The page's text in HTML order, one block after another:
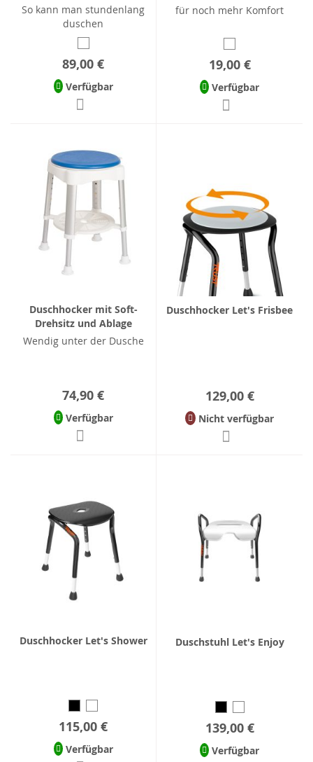
So kann man stundenlang
duschen
89,00 €
Verfügbar
für noch mehr Komfort
19,00 €
Verfügbar
Duschhocker mit Soft-
Drehsitz und Ablage
Wendig unter der Dusche
74,90 €
Verfügbar
Duschhocker Let's Frisbee
129,00 €
Nicht verfügbar
Duschhocker Let's Shower
115,00 €
Verfügbar
Duschstuhl Let's Enjoy
139,00 €
Verfügbar